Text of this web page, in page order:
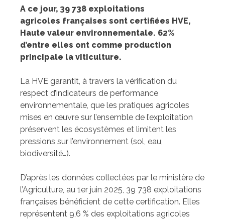
A ce jour, 39 738 exploitations
agricoles françaises sont certifiées HVE,
Haute valeur environnementale. 62%
d’entre elles ont comme production
principale la viticulture.
La HVE garantit, à travers la vérification du
respect d’indicateurs de performance
environnementale, que les pratiques agricoles
mises en œuvre sur l’ensemble de l’exploitation
préservent les écosystèmes et limitent les
pressions sur l’environnement (sol, eau,
biodiversité…).
D’après les données collectées par le ministère de
l’Agriculture, au 1er juin 2025, 39 738 exploitations
françaises bénéficient de cette certification. Elles
représentent 9,6 % des exploitations agricoles